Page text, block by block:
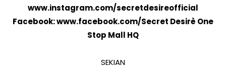
www.instagram.com/secretdesireofficial
Facebook: www.facebook.com/Secret Desirè One
Stop Mall HQ
SEKIAN